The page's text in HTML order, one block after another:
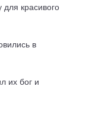
для красивого
в
их бог и